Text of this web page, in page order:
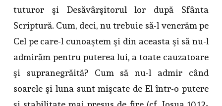
tuturor şi Desăvârşitorul lor după Sfânta
Scriptură. Cum, deci, nu trebuie să-l venerăm pe
Cel pe care-l cunoaştem şi din aceasta şi să nu-l
admirăm pentru puterea lui, a toate cauzatoare
şi supranegrăită? Cum să nu-l admir când
soarele şi luna sunt mişcate de El într-o putere